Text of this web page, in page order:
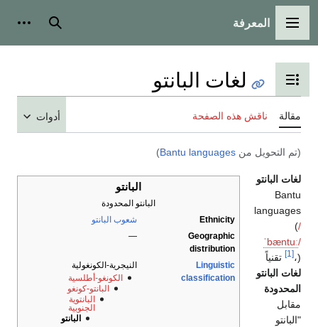
القائمة الرئيسية
المعرفة بحث
تبديل عرض جدول المحتويات
لغات البانتو
مقالة ناقش هذه الصفحة أدوات
(تم التحويل من Bantu languages
)
البانتو
البانتو المحدودة
Ethnicity
شعوب البانتو
Geographic
distribution
—
Linguistic
classification
النيجرية-الكونغولية
الكونغو-أطلسية
البانتو-كونغو
البانتوية
الجنوبية
البانتو
لغات البانتو
Bantu
languages
(/
ˈbæntuː/
)، [1]
تقنياً
لغات البانتو
المحدودة
مقابل
"البانتو